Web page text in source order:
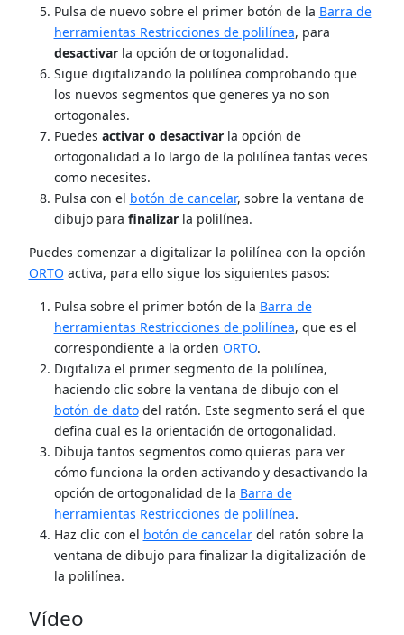
Pulsa de nuevo sobre el primer botón de la Barra de
herramientas Restricciones de polilínea, para
desactivarla opción de ortogonalidad.
Sigue digitalizando la polilínea comprobando que
los nuevos segmentos que generes ya no son
ortogonales.
Puedes activar o desactivarla opción de
ortogonalidad a lo largo de la polilínea tantas veces
como necesites.
Pulsa con el botón de cancelar, sobre la ventana de
dibujo para finalizarla polilínea.
Puedes comenzar a digitalizar la polilínea con la opción
ORTO activa, para ello sigue los siguientes pasos:
Pulsa sobre el primer botón de la Barra de
herramientas Restricciones de polilínea, que es el
correspondiente a la orden ORTO.
Digitaliza el primer segmento de la polilínea,
haciendo clic sobre la ventana de dibujo con el
botón de datodel ratón. Este segmento será el que
defina cual es la orientación de ortogonalidad.
Dibuja tantos segmentos como quieras para ver
cómo funciona la orden activando y desactivando la
opción de ortogonalidad de la Barra de
herramientas Restricciones de polilínea.
Haz clic con el botón de cancelardel ratón sobre la
ventana de dibujo para finalizar la digitalización de
la polilínea.
Vídeo